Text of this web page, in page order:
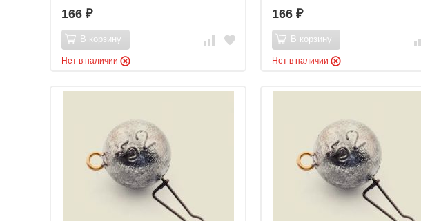
166 ₽
В корзину
Нет в наличии
166 ₽
В корзину
Нет в наличии